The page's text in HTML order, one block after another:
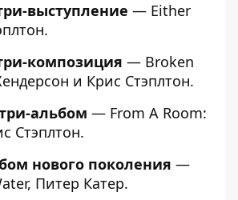
выступление — Either
композиция — Broken
и Крис Стэплтон.
альбом — From A Room:
Стэплтон.
нового поколения —
Питер Катер.